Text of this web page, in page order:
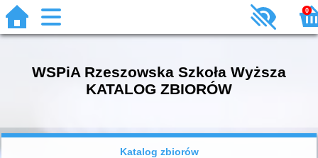
0
WSPiA Rzeszowska Szkoła Wyższa
KATALOG ZBIORÓW
Katalog zbiorów